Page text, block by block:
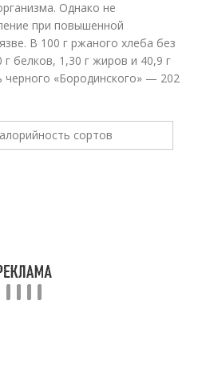
Однако не
при повышенной
В 100 г ржаного хлеба без
белков, 1,30 г жиров и 40,9 г
черного «Бородинского» — 202